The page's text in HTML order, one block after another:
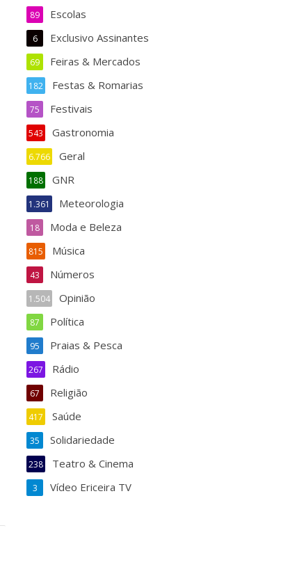
Escolas
89
Exclusivo Assinantes
6
Feiras & Mercados
69
Festas & Romarias
182
Festivais
75
Gastronomia
543
Geral
6.766
GNR
188
Meteorologia
1.361
Moda e Beleza
18
Música
815
Números
43
Opinião
1.504
Política
87
Praias & Pesca
95
Rádio
267
Religião
67
Saúde
417
Solidariedade
35
Teatro & Cinema
238
Vídeo Ericeira TV
3